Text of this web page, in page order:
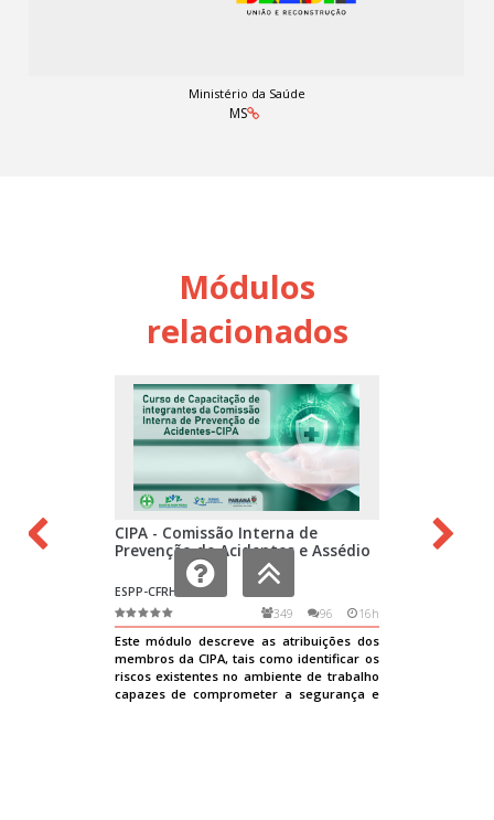
Ministério da Saúde
MS
Módulos
relacionados